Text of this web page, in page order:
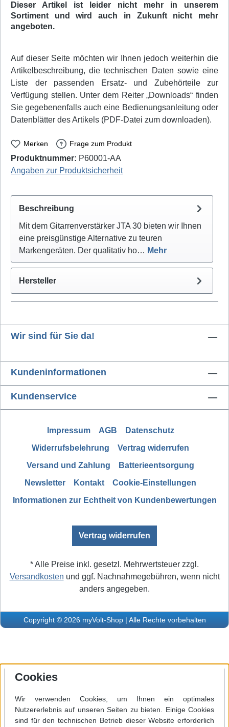
Dieser Artikel ist leider nicht mehr in unserem
Sortiment und wird auch in Zukunft nicht mehr
angeboten.
Auf dieser Seite möchten wir Ihnen jedoch weiterhin die
Artikelbeschreibung, die technischen Daten sowie eine
Liste der passenden Ersatz- und Zubehörteile zur
Verfügung stellen. Unter dem Reiter „Downloads“ finden
Sie gegebenenfalls auch eine Bedienungsanleitung oder
Datenblätter des Artikels (PDF-Datei zum downloaden).
Merken Frage zum Produkt
Produktnummer: P60001-AA
Angaben zur Produktsicherheit
Beschreibung
Mit dem Gitarrenverstärker JTA 30 bieten wir Ihnen
eine preisgünstige Alternative zu teuren
Markengeräten. Der qualitativ ho… Mehr
Hersteller
Wir sind für Sie da!
Kundeninformationen
Kundenservice
Impressum AGB
Datenschutz
Widerrufsbelehrung
Vertrag widerrufen
Versand und Zahlung
Batterieentsorgung
Newsletter
Kontakt
Cookie-Einstellungen
Informationen zur Echtheit von Kundenbewertungen
Vertrag widerrufen
* Alle Preise inkl. gesetzl. Mehrwertsteuer zzgl.
Versandkosten und ggf. Nachnahmegebühren, wenn nicht
anders angegeben.
Copyright © 2026 myVolt-Shop | Alle Rechte vorbehalten
Cookies
Wir verwenden Cookies, um Ihnen ein optimales
Nutzererlebnis auf unseren Seiten zu bieten. Einige Cookies
sind für den technischen Betrieb dieser Website erforderlich